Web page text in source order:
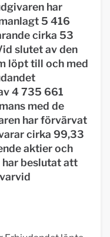
har
5 416
cirka 53
slutet av den
löpt till och med
4 735 661
med de
har förvärvat
cirka 99,33
aktier och
beslutat att